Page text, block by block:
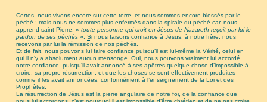
Certes, nous vivons encore sur cette terre, et nous sommes encore blessés par le
péché ; mais nous ne sommes plus enfermés dans la spirale du péché car, nous
apprend saint Pierre, « toute personne qui croit en Jésus de Nazareth reçoit par lui le
pardon de ses péchés »
Sinous faisons confiance à Jésus, à notre frère, nous
recevons par lui la rémission de nos péchés.
Et de fait, nous pouvons lui faire confiance puisqu’il est lui-même la Vérité, celui en
qui il n’y a absolument aucun mensonge. Oui, nous pouvons vraiment lui accordé
notre confiance, puisqu’il avait annoncé à ses apôtres quelque chose d’impossible à
croire, sa propre résurrection, et que les choses se sont effectivement produites
comme il les avait annoncées, conformément à l’enseignement de la Loi et des
Prophètes.
La résurrection de Jésus est la pierre angulaire de notre foi, de la confiance que